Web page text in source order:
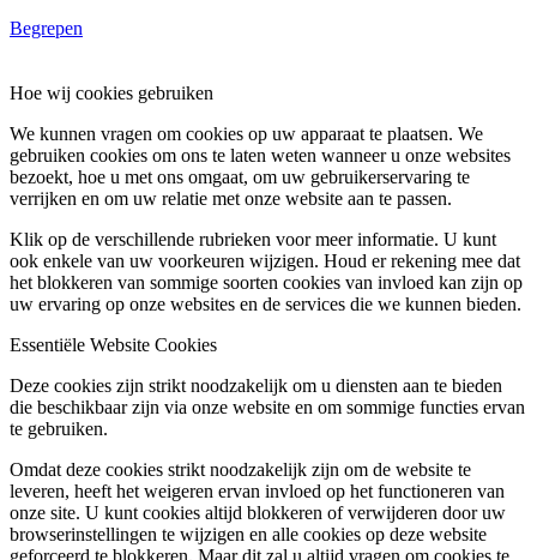
Begrepen
Hoe wij cookies gebruiken
We kunnen vragen om cookies op uw apparaat te plaatsen. We
gebruiken cookies om ons te laten weten wanneer u onze websites
bezoekt, hoe u met ons omgaat, om uw gebruikerservaring te
verrijken en om uw relatie met onze website aan te passen.
Klik op de verschillende rubrieken voor meer informatie. U kunt
ook enkele van uw voorkeuren wijzigen. Houd er rekening mee dat
het blokkeren van sommige soorten cookies van invloed kan zijn op
uw ervaring op onze websites en de services die we kunnen bieden.
Essentiële Website Cookies
Deze cookies zijn strikt noodzakelijk om u diensten aan te bieden
die beschikbaar zijn via onze website en om sommige functies ervan
te gebruiken.
Omdat deze cookies strikt noodzakelijk zijn om de website te
leveren, heeft het weigeren ervan invloed op het functioneren van
onze site. U kunt cookies altijd blokkeren of verwijderen door uw
browserinstellingen te wijzigen en alle cookies op deze website
geforceerd te blokkeren. Maar dit zal u altijd vragen om cookies te